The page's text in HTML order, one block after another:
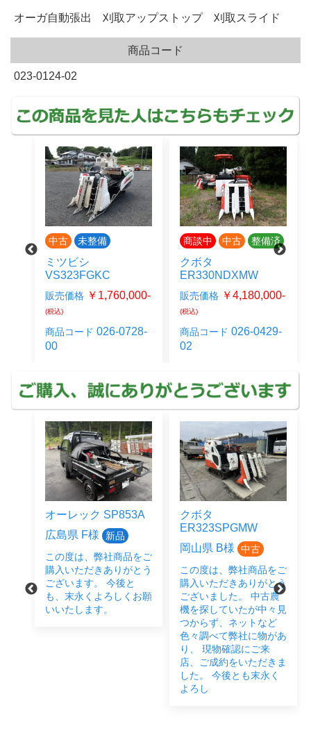
オーガ自動張出 刈取アップストップ 刈取スライド
商品コード
023-0124-02
中古 未整備
ミツビシ
VS323FGKC
販売価格 ￥1,760,000-
(税込)
商品コード026-0728-
商談中 中古 整備済
クボタ
ER330NDXMW
販売価格 ￥4,180,000-
(税込)
商品コード026-0429-
ク SP853A
新品
、弊社商品をご
だきありがとう
す。 今後と
くよろしくお願
クボタ
ER323SPGMW
中古
この度は、弊社商品をご
購入いただきありがとう
ございました。 中古農
機を探していたが中々見
つからず、ネットなど
色々調べて弊社に物があ
り、 現物確認にご来
店、ご成約をいただきま
した。 今後とも末永く
広島県 M様
この度は、弊社
購入いただきあ
ございました。
に欠かせないと
で、JB14・うね
とご成約いただ
た。 お近くです
お困りごとなど
したらいつでも